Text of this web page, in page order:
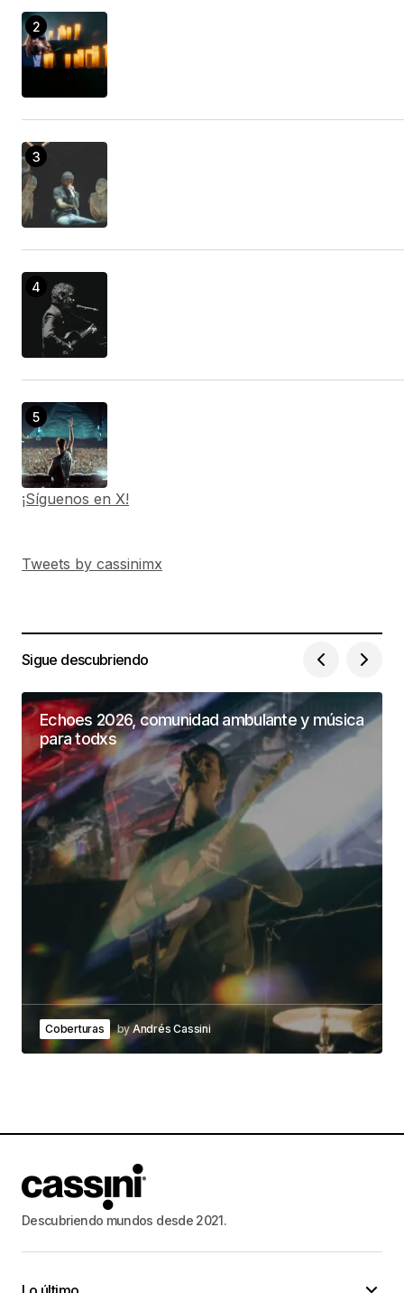
¡Síguenos en X!
Tweets by cassinimx
Sigue descubriendo
Echoes 2026, comunidad ambulante y música
para todxs
Coberturas byAndrés Cassini
Descubriendo mundos desde 2021.